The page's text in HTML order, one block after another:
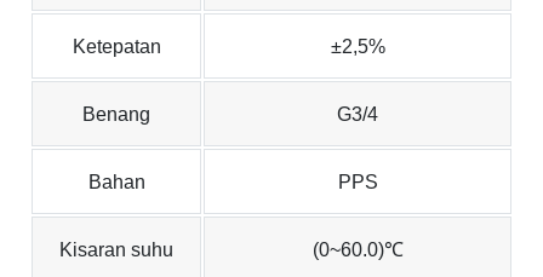
Ketepatan ±2,5%
Benang G3/4
Bahan PPS
Kisaran suhu (0~60.0)℃